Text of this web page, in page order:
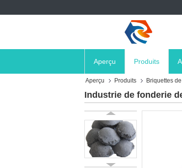
Aperçu Produits
Aperçu Produits Briquettes
Industrie de fonderie